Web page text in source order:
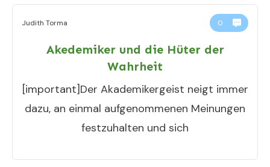
Judith Torma 0
Akedemiker und die Hüter der
Wahrheit
[important]Der Akademikergeist neigt immer
dazu, an einmal aufgenommenen Meinungen
festzuhalten und sich